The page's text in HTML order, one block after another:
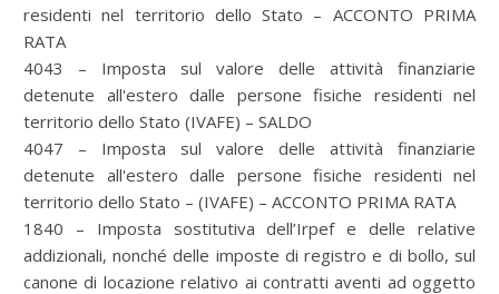
residenti nel territorio dello Stato – ACCONTO PRIMA
RATA
4043 – Imposta sul valore delle attività finanziarie
detenute all'estero dalle persone fisiche residenti nel
territorio dello Stato (IVAFE) – SALDO
4047 – Imposta sul valore delle attività finanziarie
detenute all'estero dalle persone fisiche residenti nel
territorio dello Stato – (IVAFE) – ACCONTO PRIMA RATA
1840 – Imposta sostitutiva dell’Irpef e delle relative
addizionali, nonché delle imposte di registro e di bollo, sul
canone di locazione relativo ai contratti aventi ad oggetto